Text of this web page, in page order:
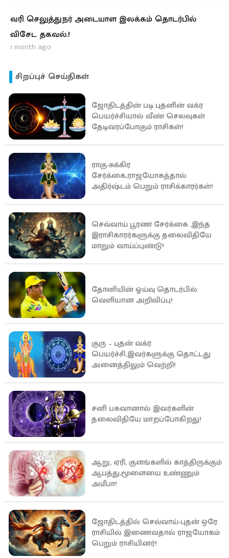
வரி செலுத்துநர் அடையாள இலக்கம் தொடர்பில்
விசேட தகவல்.!
1 month ago
சிறப்புச் செய்திகள்
ஜோதிடத்தின் படி புதனின் வக்ர
பெயர்ச்சியால் வீண் செலவுகள்
தேடிவரப்போகும் ராசிகள்!
ராகு-சுக்கிர
சேர்க்கை,ராஜயோகத்தால்
அதிர்ஷ்டம் பெறும் ராசிக்காரர்கள்!
செவ்வாய் பூரண சேர்க்கை ,இந்த
இராசிகாரர்களுக்கு தலைவிதியே
மாறும் வாய்ப்புண்டு!
தோனியின் ஓய்வு தொடர்பில்
வெளியான அறிவிப்பு!
குரு – புதன் வக்ர
பெயர்ச்சி,இவர்களுக்கு தொட்டது
அனைத்திலும் வெற்றி!
சனி பகவானால் இவர்களின்
தலைவிதியே மாறப்போகிறது!
ஆறு, ஏரி, குளங்களில் காத்திருக்கும்
ஆபத்து,மூளையை உண்ணும்
அமீபா!
ஜோதிடத்தில் செவ்வாய்-புதன் ஒரே
ராசியில் இணைவதால் ராஜயோகம்
பெறும் ராசியினர்!